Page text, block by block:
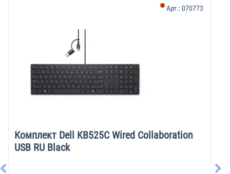
Комплект Dell KB525C Wired Collaboration
USB RU Black
Арт.:070773